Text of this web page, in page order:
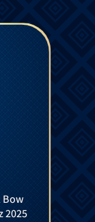
Bow
2025